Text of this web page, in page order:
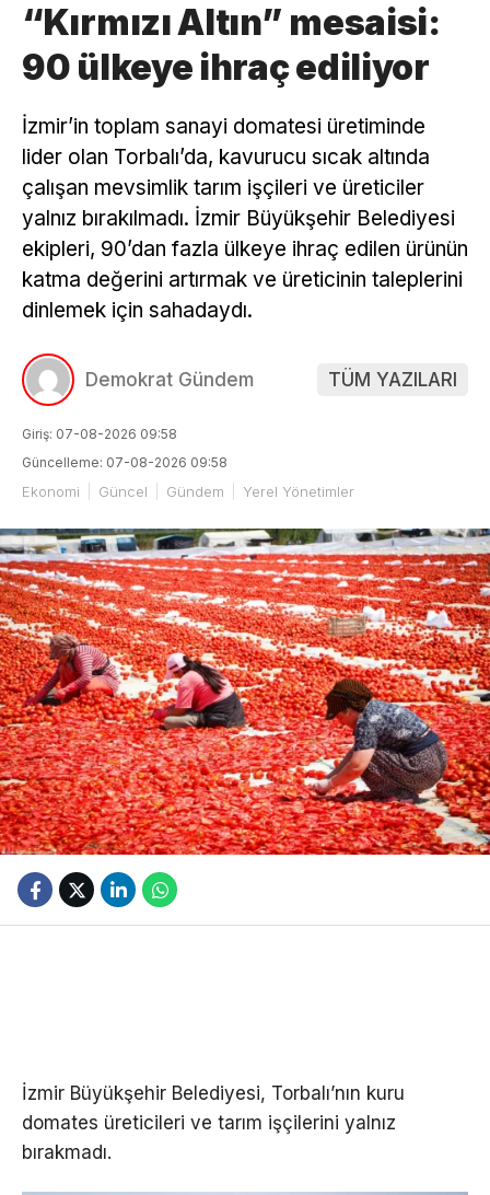
“Kırmızı Altın” mesaisi:
90 ülkeye ihraç ediliyor
İzmir’in toplam sanayi domatesi üretiminde
lider olan Torbalı’da, kavurucu sıcak altında
çalışan mevsimlik tarım işçileri ve üreticiler
yalnız bırakılmadı. İzmir Büyükşehir Belediyesi
ekipleri, 90’dan fazla ülkeye ihraç edilen ürünün
katma değerini artırmak ve üreticinin taleplerini
dinlemek için sahadaydı.
Demokrat Gündem TÜM YAZILARI
Giriş: 07-08-2026 09:58
Güncelleme: 07-08-2026 09:58
Ekonomi Güncel Gündem Yerel Yönetimler
İzmir Büyükşehir Belediyesi, Torbalı’nın kuru
domates üreticileri ve tarım işçilerini yalnız
bırakmadı.